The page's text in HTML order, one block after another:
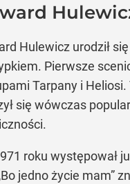
Hulewicz urodził
Pierwsze
Tarpany i Heliosi.
się wówczas
roku występował
jedno życie mam”